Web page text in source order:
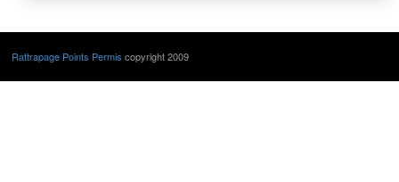
Rattrapage Points Permis copyright 2009